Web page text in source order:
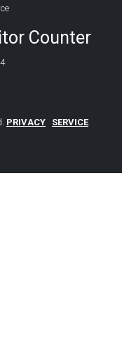
Counter
PRIVACY SERVICE